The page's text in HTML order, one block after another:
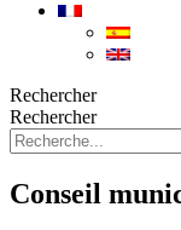
Rechercher
Rechercher
Conseil